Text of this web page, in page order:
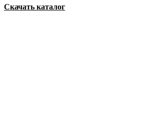
Скачать каталог